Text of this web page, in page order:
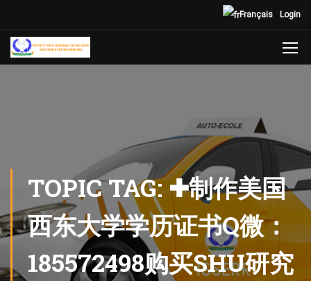
Login
Français
TOPIC TAG: ✚制作美国
西东大学学历证书Q微：
185572498购买SHU研究